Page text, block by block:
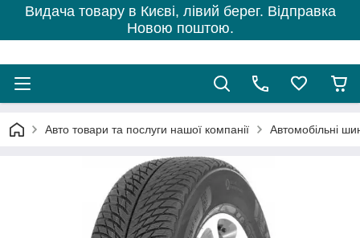
Видача товару в Києві, лівий берег. Відправка
Новою поштою.
Авто товари та послуги нашої компанії Автомобільні